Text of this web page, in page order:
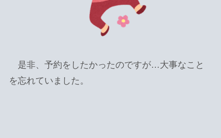
是非、予約をしたかったのですが…大事なこと
を忘れていました。